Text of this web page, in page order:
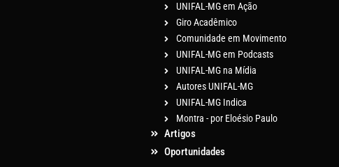
UNIFAL-MG em Ação
Giro Acadêmico
Comunidade em Movimento
UNIFAL-MG em Podcasts
UNIFAL-MG na Mídia
Autores UNIFAL-MG
UNIFAL-MG Indica
Montra - por Eloésio Paulo
Artigos
Oportunidades